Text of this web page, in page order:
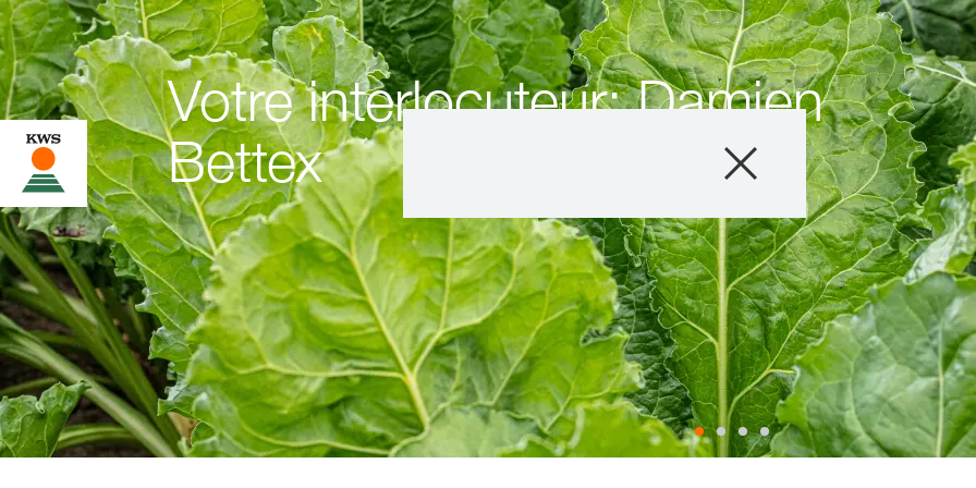
Produits
Conseils
Histoires et
Service
Qui sommes-
Votre interlocuteur: Damien
Bettex